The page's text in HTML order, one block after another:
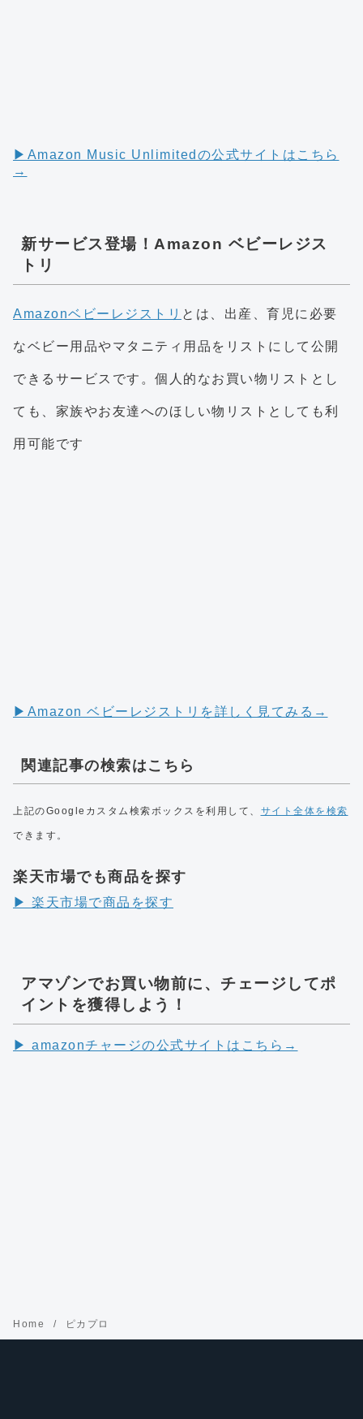
▶︎Amazon Music Unlimitedの公式サイトはこちら
→
新サービス登場！Amazon ベビーレジス
トリ
Amazonベビーレジストリ とは、出産、育児に必要
なベビー用品やマタニティ用品をリストにして公開
できるサービスです。個人的なお買い物リストとし
ても、家族やお友達へのほしい物リストとしても利
用可能です
▶︎Amazon ベビーレジストリを詳しく見てみる→
関連記事の検索はこちら
上記のGoogleカスタム検索ボックスを利用して、 サイト全体を検索
できます。
楽天市場でも商品を探す
▶︎ 楽天市場で商品を探す
アマゾンでお買い物前に、チェージしてポ
イントを獲得しよう！
▶︎ amazonチャージの公式サイトはこちら→
Home ピカプロ